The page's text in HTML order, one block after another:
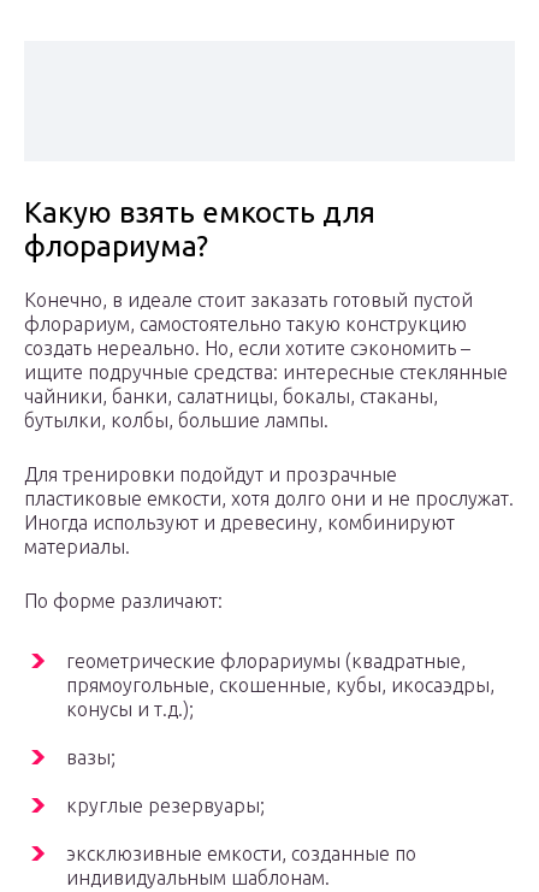
Какую взять емкость для
флорариума?
Конечно, в идеале стоит заказать готовый пустой
флорариум, самостоятельно такую конструкцию
создать нереально. Но, если хотите сэкономить –
ищите подручные средства: интересные стеклянные
чайники, банки, салатницы, бокалы, стаканы,
бутылки, колбы, большие лампы.
Для тренировки подойдут и прозрачные
пластиковые емкости, хотя долго они и не прослужат.
Иногда используют и древесину, комбинируют
материалы.
По форме различают:
геометрические флорариумы (квадратные,
прямоугольные, скошенные, кубы, икосаэдры,
конусы и т.д.);
вазы;
круглые резервуары;
эксклюзивные емкости, созданные по
индивидуальным шаблонам.